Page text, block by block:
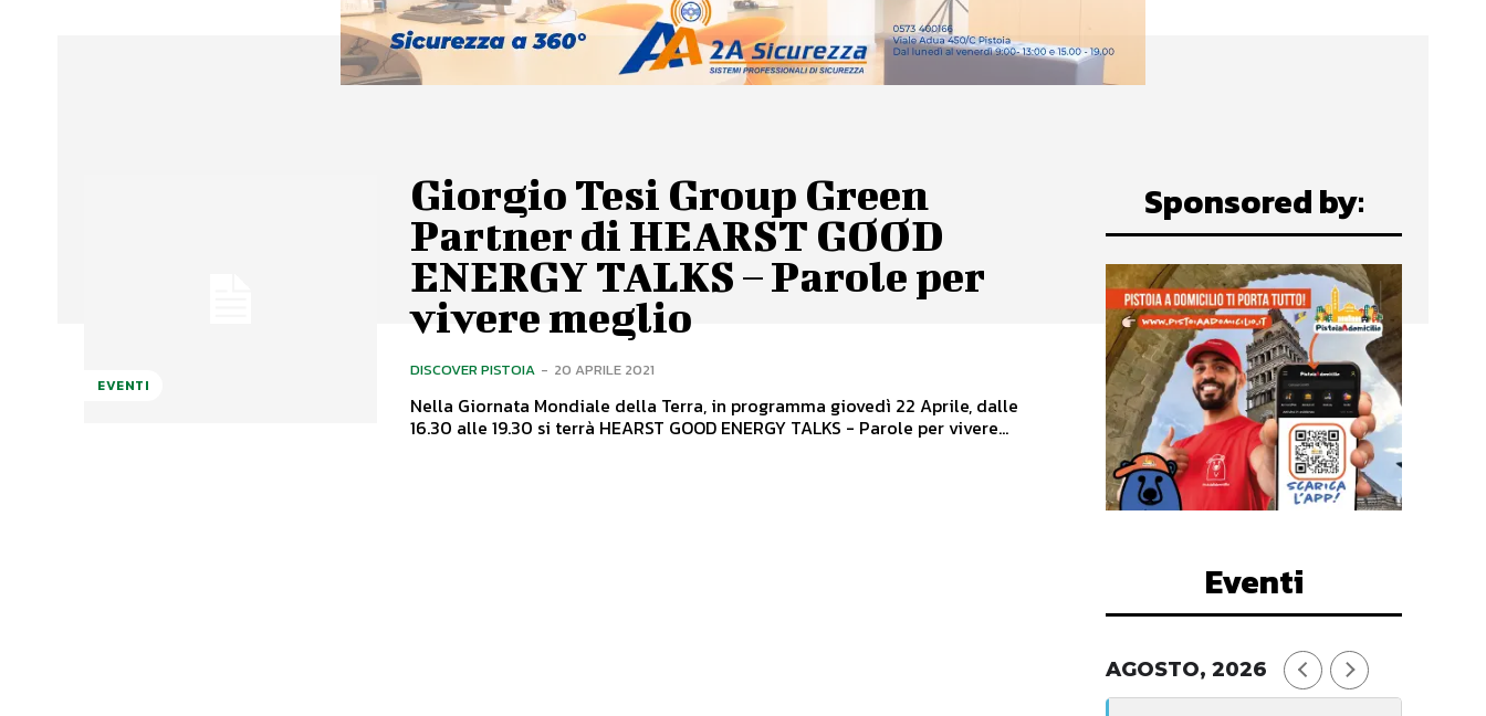
EVENTI
Giorgio Tesi Group Green
Partner di HEARST GOOD
ENERGY TALKS – Parole per
vivere meglio
DISCOVER PISTOIA - 20 APRILE 2021
Nella Giornata Mondiale della Terra, in programma giovedì 22 Aprile, dalle
16.30 alle 19.30 si terrà HEARST GOOD ENERGY TALKS - Parole per vivere...
Sponsored by:
Eventi
AGOSTO, 2026